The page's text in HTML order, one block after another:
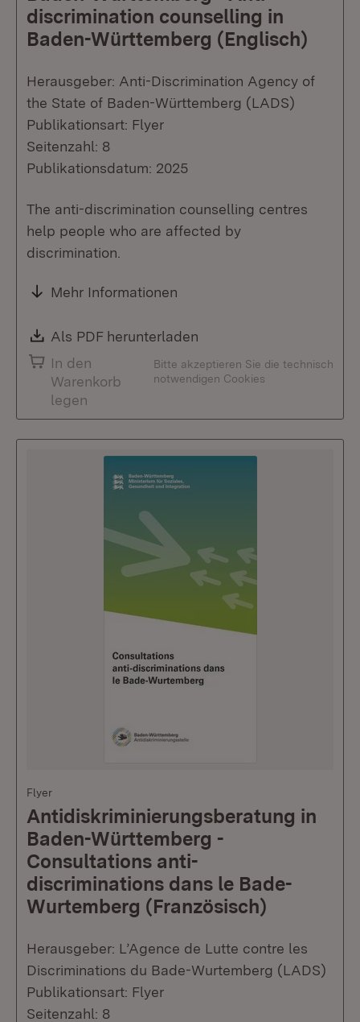
discrimination counselling in
Baden-Württemberg (Englisch)
Herausgeber: Anti-Discrimination Agency of
the State of Baden-Württemberg (LADS)
Publikationsart: Flyer
Seitenzahl: 8
Publikationsdatum: 2025
The anti-discrimination counselling centres
help people who are affected by
discrimination.
Mehr Informationen
Download:
Als PDF herunterladen
In den
Warenkorb
legen
Bitte akzeptieren Sie die technisch
notwendigen Cookies
Flyer
Antidiskriminierungsberatung in
Baden-Württemberg -
Consultations anti-
discriminations dans le Bade-
Wurtemberg (Französisch)
Herausgeber: L’Agence de Lutte contre les
Discriminations du Bade-Wurtemberg (LADS)
Publikationsart: Flyer
Seitenzahl: 8